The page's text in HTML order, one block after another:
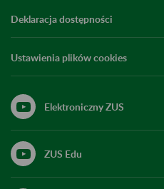
Deklaracja dostępności
Ustawienia plików cookies
Elektroniczny ZUS
ZUS Edu